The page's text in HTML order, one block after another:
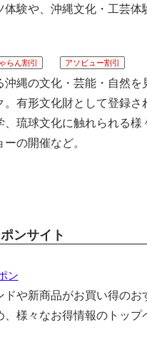
体験や、沖縄文化・工芸体
らん割引 アソビュー割引
沖縄の文化・芸能・自然を
。有形文化財として登録さ
、琉球文化に触れられる様
の開催など。
ンサイト
ン
ドや新商品がお買い得のお
様々なお得情報のトップ